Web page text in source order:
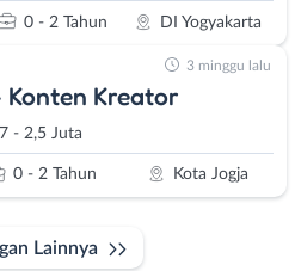
0 - 2 Tahun DI Yogyakarta
Kreator
- 2,5 Juta
0 - 2 Tahun Kota Jogja
3 minggu lalu
Lainnya